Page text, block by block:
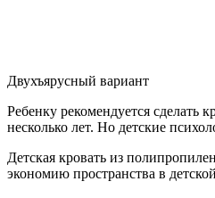
Двухъярусный вариант
Ребенку рекомендуется сделать
несколько лет. Но детские
Детская кровать из
экономию пространства в